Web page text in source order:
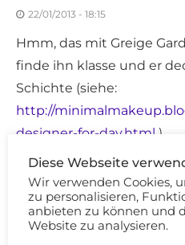
22/01/2013 - 18:15
Hmm, das mit Greige
finde ihn klasse und er
Schichte (siehe:
http://
designer-for-day.html ).
Vielleicht hast du ein
Oder gib ihm noch ne
Farbe einfach.
Diese Webseite
Wir verwenden Cookies,
zu personalisieren,
anbieten zu können und
Website zu analysieren.